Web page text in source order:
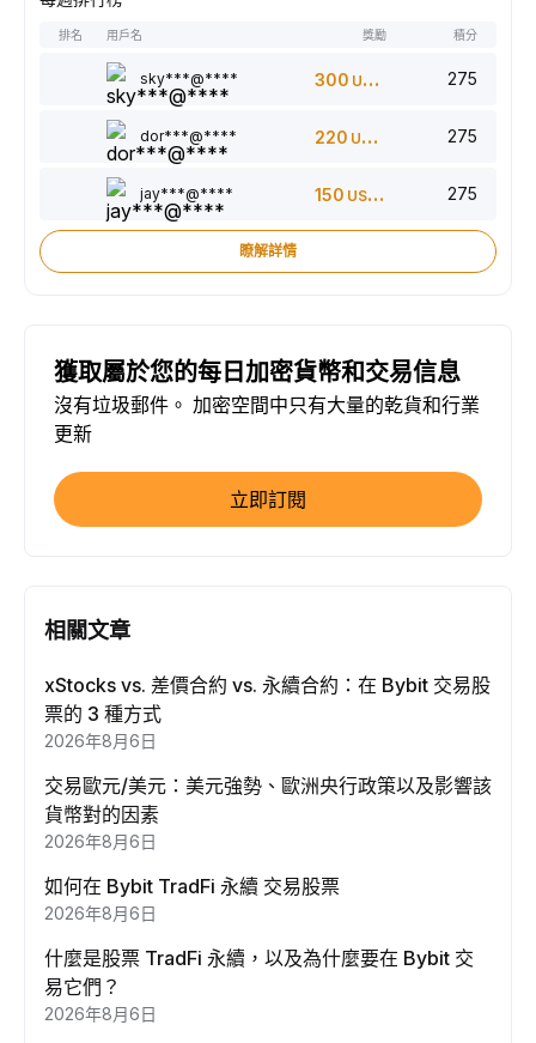
排名 用戶名 獎勵 積分
sky***@**** 300 USDT 275
dor***@**** 220 USDT 275
jay***@**** 150 USDT 275
瞭解詳情
獲取屬於您的每日加密貨幣和交易信息
沒有垃圾郵件。 加密空間中只有大量的乾貨和行業
更新
立即訂閱
相關文章
xStocks vs. 差價合約 vs. 永續合約：在 Bybit 交易股
票的 3 種方式
2026年8月6日
交易歐元/美元：美元強勢、歐洲央行政策以及影響該
貨幣對的因素
2026年8月6日
如何在 Bybit TradFi 永續 交易股票
2026年8月6日
什麼是股票 TradFi 永續，以及為什麼要在 Bybit 交
易它們？
2026年8月6日